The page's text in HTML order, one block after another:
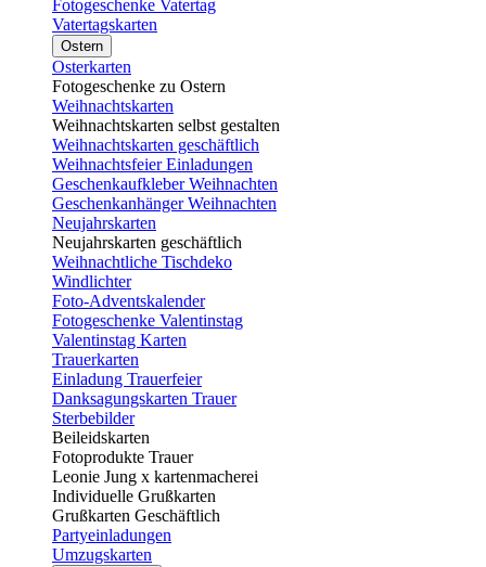
Fotogeschenke Vatertag
Vatertagskarten
Ostern
Osterkarten
Fotogeschenke zu Ostern
Weihnachtskarten
Weihnachtskarten selbst gestalten
Weihnachtskarten geschäftlich
Weihnachtsfeier Einladungen
Geschenkaufkleber Weihnachten
Geschenkanhänger Weihnachten
Neujahrskarten
Neujahrskarten geschäftlich
Weihnachtliche Tischdeko
Windlichter
Foto-Adventskalender
Fotogeschenke Valentinstag
Valentinstag Karten
Trauerkarten
Einladung Trauerfeier
Danksagungskarten Trauer
Sterbebilder
Beileidskarten
Fotoprodukte Trauer
Leonie Jung x kartenmacherei
Individuelle Grußkarten
Grußkarten Geschäftlich
Partyeinladungen
Umzugskarten